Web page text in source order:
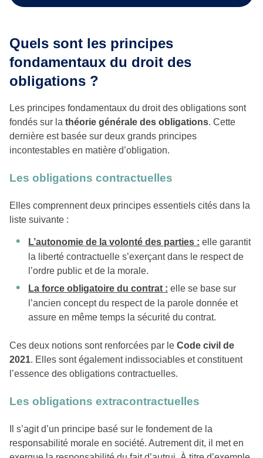
Quels sont les principes
fondamentaux du droit des
obligations ?
Les principes fondamentaux du droit des obligations sont
fondés sur la théorie générale des obligations. Cette
dernière est basée sur deux grands principes
incontestables en matière d’obligation.
Les obligations contractuelles
Elles comprennent deux principes essentiels cités dans la
liste suivante :
L’autonomie de la volonté des parties : elle garantit
la liberté contractuelle s’exerçant dans le respect de
l’ordre public et de la morale.
La force obligatoire du contrat : elle se base sur
l’ancien concept du respect de la parole donnée et
assure en même temps la sécurité du contrat.
Ces deux notions sont renforcées par le Code civil de
2021. Elles sont également indissociables et constituent
l’essence des obligations contractuelles.
Les obligations extracontractuelles
Il s’agit d’un principe basé sur le fondement de la
responsabilité morale en société. Autrement dit, il met en